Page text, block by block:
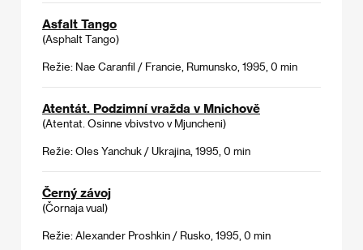
Asfalt Tango
(Asphalt Tango)
Režie: Nae Caranfil / Francie, Rumunsko, 1995, 0 min
Atentát. Podzimní vražda v Mnichově
(Atentat. Osinne vbivstvo v Mjuncheni)
Režie: Oles Yanchuk / Ukrajina, 1995, 0 min
Černý závoj
(Čornaja vual)
Režie: Alexander Proshkin / Rusko, 1995, 0 min